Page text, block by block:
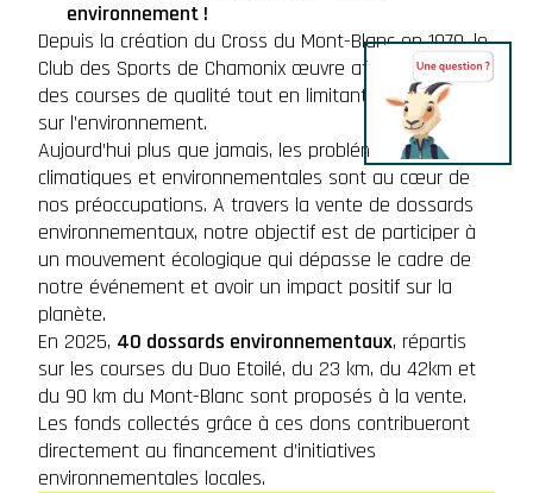
environnement !
Depuis la création du Cross du Mont-Blanc en 1979, le
Club des Sports de Chamonix œuvre afin de proposer
des courses de qualité tout en limitant leur impact
sur l’environnement.
Aujourd’hui plus que jamais, les problématiques
climatiques et environnementales sont au cœur de
nos préoccupations. A travers la vente de dossards
environnementaux, notre objectif est de participer à
un mouvement écologique qui dépasse le cadre de
notre événement et avoir un impact positif sur la
planète.
En 2025, 40 dossards environnementaux, répartis
sur les courses du Duo Etoilé, du 23 km, du 42km et
du 90 km du Mont-Blanc sont proposés à la vente.
Les fonds collectés grâce à ces dons contribueront
directement au financement d’initiatives
environnementales locales.